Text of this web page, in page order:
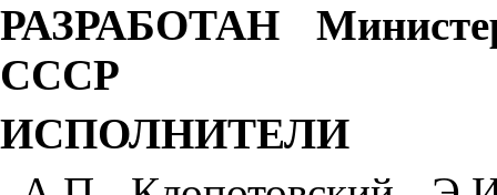
РАЗРАБОТАН
СССР
ИСПОЛНИТЕЛИ